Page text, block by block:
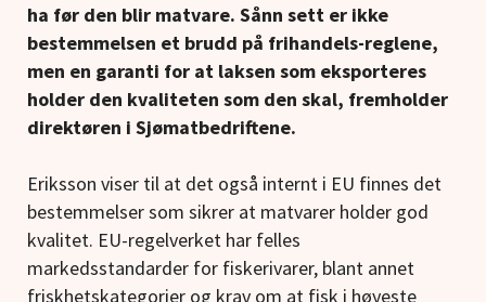
ha før den blir matvare. Sånn sett er ikke
bestemmelsen et brudd på frihandels-reglene,
men en garanti for at laksen som eksporteres
holder den kvaliteten som den skal, fremholder
direktøren i Sjømatbedriftene.
Eriksson viser til at det også internt i EU finnes det
bestemmelser som sikrer at matvarer holder god
kvalitet. EU-regelverket har felles
markedsstandarder for fiskerivarer, blant annet
friskhetskategorier og krav om at fisk i høyeste